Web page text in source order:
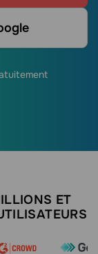
ET